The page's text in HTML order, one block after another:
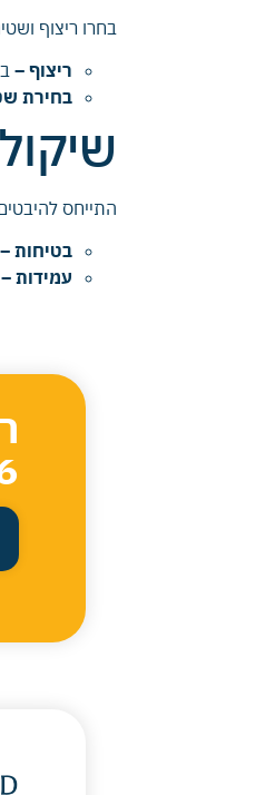
בחרו ריצוף
ריצוף –
בחירת
התייחס
בטיחות –
עמידות –